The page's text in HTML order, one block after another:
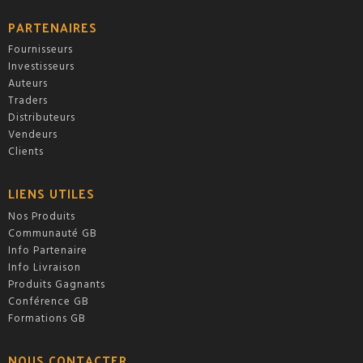
PARTENAIRES
Fournisseurs
Investisseurs
Auteurs
Traders
Distributeurs
Vendeurs
Clients
LIENS UTILES
Nos Produits
Communauté GB
Info Partenaire
Info Livraison
Produits Gagnants
Conférence GB
Formations GB